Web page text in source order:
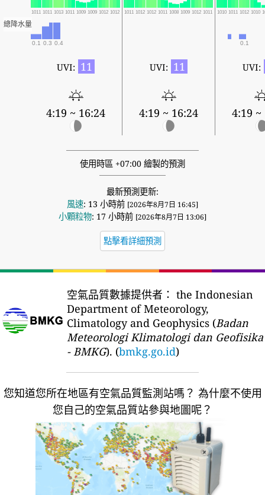
1011 1011 1013 1011 1009 1009 1012 1012 1011 1012 1012 1011 1008 1009 1012 1011 1010 1011 1012 1010
總降水量
0.1 0.3 0.4 0.1
UVI: 11
4:19 ~ 16:24
UVI: 11
4:19 ~ 16:24
UVI:
4:19 ~
使用時區 +07:00 繪製的預測
最新預測更新:
風速: 13 小時前 [2026年8月7日 16:45]
小顆粒物: 17 小時前 [2026年8月7日 13:06]
點擊看詳細預測
空氣品質數據提供者： the Indonesian
Department of Meteorology,
Climatology and Geophysics (Badan
Meteorologi Klimatologi dan Geofisika
- BMKG). (bmkg.go.id)
您知道您所在地區有空氣品質監測站嗎？ 為什麼不使用
您自己的空氣品質站參與地圖呢？